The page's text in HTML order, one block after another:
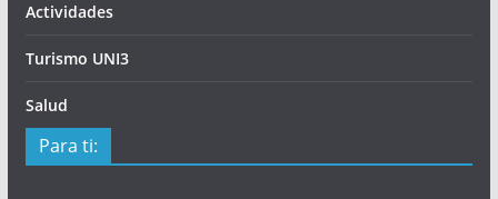
Actividades
Turismo UNI3
Salud
Para ti: